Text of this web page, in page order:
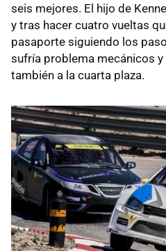
seis mejores. El hijo de
y tras hacer cuatro vueltas
pasaporte siguiendo los
sufría problema mecánicos
también a la cuarta plaza.